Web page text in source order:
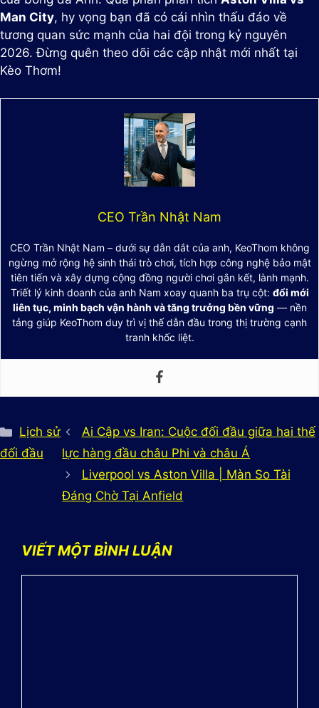
Man City, hy vọng bạn đã có cái nhìn thấu đáo về
tương quan sức mạnh của hai đội trong kỷ nguyên
2026. Đừng quên theo dõi các cập nhật mới nhất tại
Kèo Thơm!
CEO Trần Nhật Nam
CEO Trần Nhật Nam – dưới sự dẫn dắt của anh, KeoThom không
ngừng mở rộng hệ sinh thái trò chơi, tích hợp công nghệ bảo mật
tiên tiến và xây dựng cộng đồng người chơi gắn kết, lành mạnh.
Triết lý kinh doanh của anh Nam xoay quanh ba trụ cột: đổi mới
liên tục, minh bạch vận hành và tăng trưởng bền vững — nền
tảng giúp KeoThom duy trì vị thế dẫn đầu trong thị trường cạnh
tranh khốc liệt.
Danh
mục
Lịch sử
đối đầu
Ai Cập vs Iran: Cuộc đối đầu giữa hai thế
lực hàng đầu châu Phi và châu Á
Liverpool vs Aston Villa | Màn So Tài
Đáng Chờ Tại Anfield
VIẾT MỘT BÌNH LUẬN